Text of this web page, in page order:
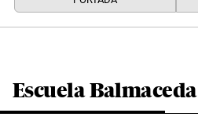
Escuela Balmaceda